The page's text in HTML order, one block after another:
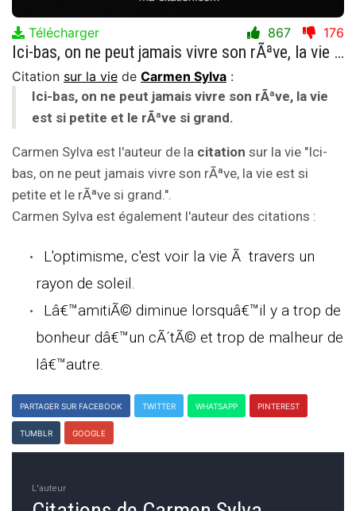
Télécharger 867 176
Ici-bas, on ne peut jamais vivre son rÃªve, la vie est si petite et le rÃªve si grand.
Citation sur la vie de Carmen Sylva :
Ici-bas, on ne peut jamais vivre son rÃªve, la vie
est si petite et le rÃªve si grand.
Carmen Sylva est l'auteur de la citation sur la vie "Ici-
bas, on ne peut jamais vivre son rÃªve, la vie est si
petite et le rÃªve si grand.".
Carmen Sylva est également l'auteur des citations :
L'optimisme, c'est voir la vie Ã travers un
rayon de soleil.
Lâ€™amitiÃ© diminue lorsquâ€™il y a trop de
bonheur dâ€™un cÃ´tÃ© et trop de malheur de
lâ€™autre.
PARTAGER SUR FACEBOOK TWITTER WHATSAPP PINTEREST
TUMBLR GOOGLE
L'auteur